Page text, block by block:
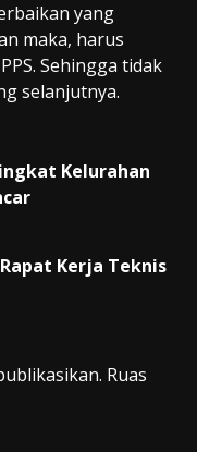
yang
maka, harus
Sehingga tidak
selanjutnya.
Kelurahan
Kerja Teknis
Ruas